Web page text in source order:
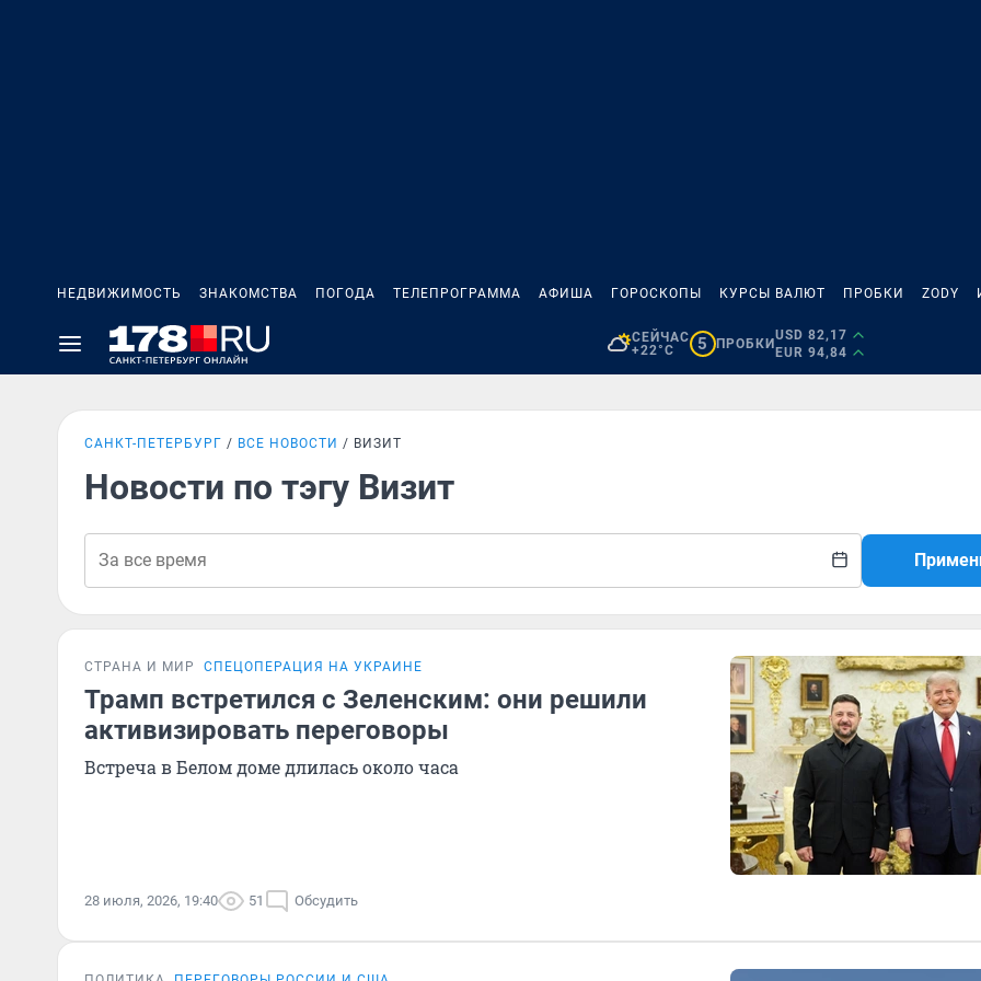
НЕДВИЖИМОСТЬ ЗНАКОМСТВА ПОГОДА ТЕЛЕПРОГРАММА АФИША ГОРОСКОПЫ КУРСЫ ВАЛЮТ ПРОБКИ ZODY
СЕЙЧАС
+22°C
5 ПРОБКИ
USD 82,17
EUR 94,84
САНКТ-ПЕТЕРБУРГ ВСЕ НОВОСТИ ВИЗИТ
Новости по тэгу Визит
СТРАНА И МИР СПЕЦОПЕРАЦИЯ НА УКРАИНЕ
Трамп встретился с Зеленским: они решили
активизировать переговоры
Встреча в Белом доме длилась около часа
28 июля, 2026, 19:40 51 Обсудить